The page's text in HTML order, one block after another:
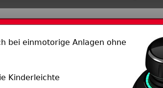
bei einmotorige Anlagen ohne
Kinderleichte